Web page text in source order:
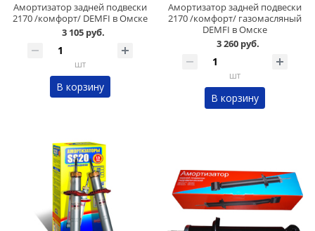
Амортизатор задней подвески
2170 /комфорт/ DEMFI в Омске
3 105 руб.
шт
В корзину
Амортизатор задней подвески
2170 /комфорт/ газомасляный
DEMFI в Омске
3 260 руб.
шт
В корзину